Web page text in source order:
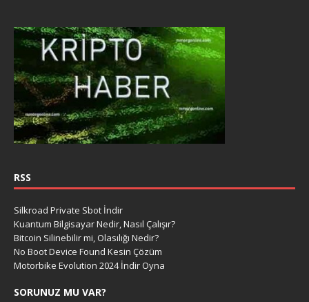
RSS
Silkroad Private Sbot İndir
Kuantum Bilgisayar Nedir, Nasıl Çalışır?
Bitcoin Silinebilir mi, Olasılığı Nedir?
No Boot Device Found Kesin Çözüm
Motorbike Evolution 2024 İndir Oyna
SORUNUZ MU VAR?